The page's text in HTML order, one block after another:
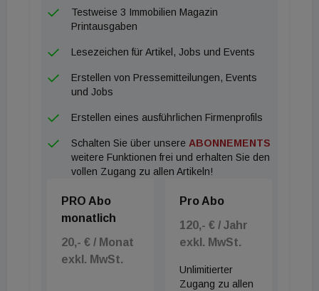
Investments Europas finden sich unverändert in den
deutschen Top-7-Märkten sowie in Paris, wo die
Renditen allesamt unter der 3 %-Marke liegen.
Covid-19-Pandemie und der damit einhergehenden
Arbeitsformen sehen wir bis zum Jahresende keine
rückläufigen Mietpreise in den einzelnen
Büromärkten und erwarten größtenteils ein
Spitzensegment
Testweise 3 Immobilien Magazin
Printausgaben
Lesezeichen für Artikel, Jobs und Events
Erstellen von Pressemitteilungen, Events
und Jobs
Erstellen eines ausführlichen Firmenprofils
Schalten Sie über unsere ABONNEMENTS
weitere Funktionen frei und erhalten Sie den
vollen Zugang zu allen Artikeln!
PRO Abo
monatlich
20,- € / Monat
exkl. MwSt.
Pro Abo
120,- € / Jahr
exkl. MwSt.
Unlimitierter
Zugang zu allen